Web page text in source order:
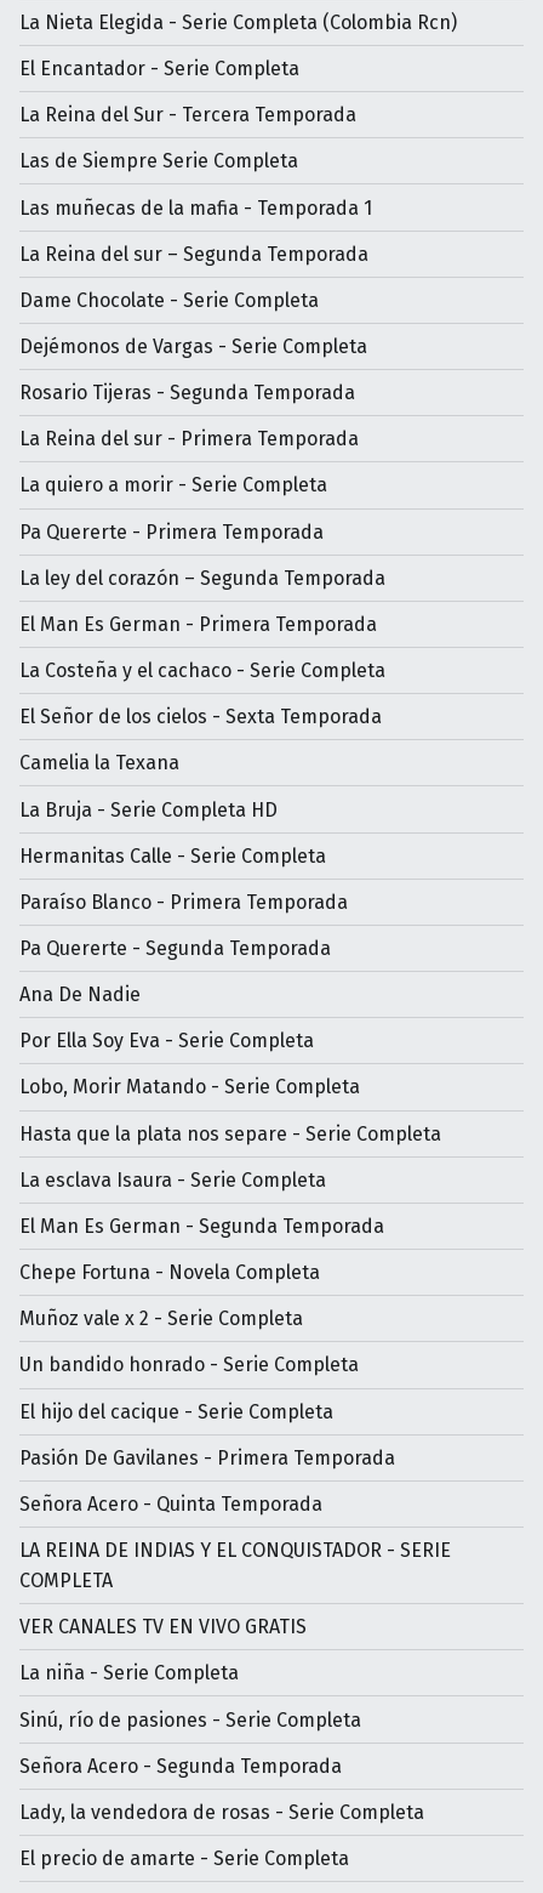
La Nieta Elegida - Serie Completa (Colombia Rcn)
El Encantador - Serie Completa
La Reina del Sur - Tercera Temporada
Las de Siempre Serie Completa
Las muñecas de la mafia - Temporada 1
La Reina del sur – Segunda Temporada
Dame Chocolate - Serie Completa
Dejémonos de Vargas - Serie Completa
Rosario Tijeras - Segunda Temporada
La Reina del sur - Primera Temporada
La quiero a morir - Serie Completa
Pa Quererte - Primera Temporada
La ley del corazón – Segunda Temporada
El Man Es German - Primera Temporada
La Costeña y el cachaco - Serie Completa
El Señor de los cielos - Sexta Temporada
Camelia la Texana
La Bruja - Serie Completa HD
Hermanitas Calle - Serie Completa
Paraíso Blanco - Primera Temporada
Pa Quererte - Segunda Temporada
Ana De Nadie
Por Ella Soy Eva - Serie Completa
Lobo, Morir Matando - Serie Completa
Hasta que la plata nos separe - Serie Completa
La esclava Isaura - Serie Completa
El Man Es German - Segunda Temporada
Chepe Fortuna - Novela Completa
Muñoz vale x 2 - Serie Completa
Un bandido honrado - Serie Completa
El hijo del cacique - Serie Completa
Pasión De Gavilanes - Primera Temporada
Señora Acero - Quinta Temporada
LA REINA DE INDIAS Y EL CONQUISTADOR - SERIE
COMPLETA
VER CANALES TV EN VIVO GRATIS
La niña - Serie Completa
Sinú, río de pasiones - Serie Completa
Señora Acero - Segunda Temporada
Lady, la vendedora de rosas - Serie Completa
El precio de amarte - Serie Completa